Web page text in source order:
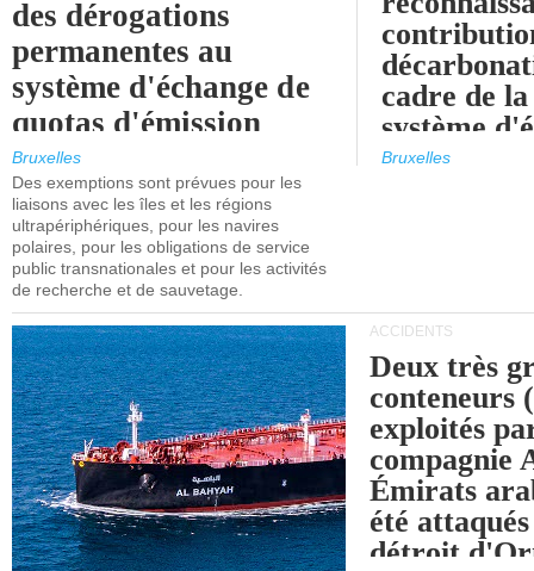
des dérogations
permanentes au
système d'échange de
quotas d'émission
maritimes de l'UE
après 2030.
Bruxelles
Des exemptions sont prévues pour les
liaisons avec les îles et les régions
ultrapériphériques, pour les navires
polaires, pour les obligations de service
public transnationales et pour les activités
de recherche et de sauvetage.
cadre de
système
quotas
Bruxelles
ACCIDENTS
Deux très
conteneurs
exploités
compagnie
Émirats
été
détroit